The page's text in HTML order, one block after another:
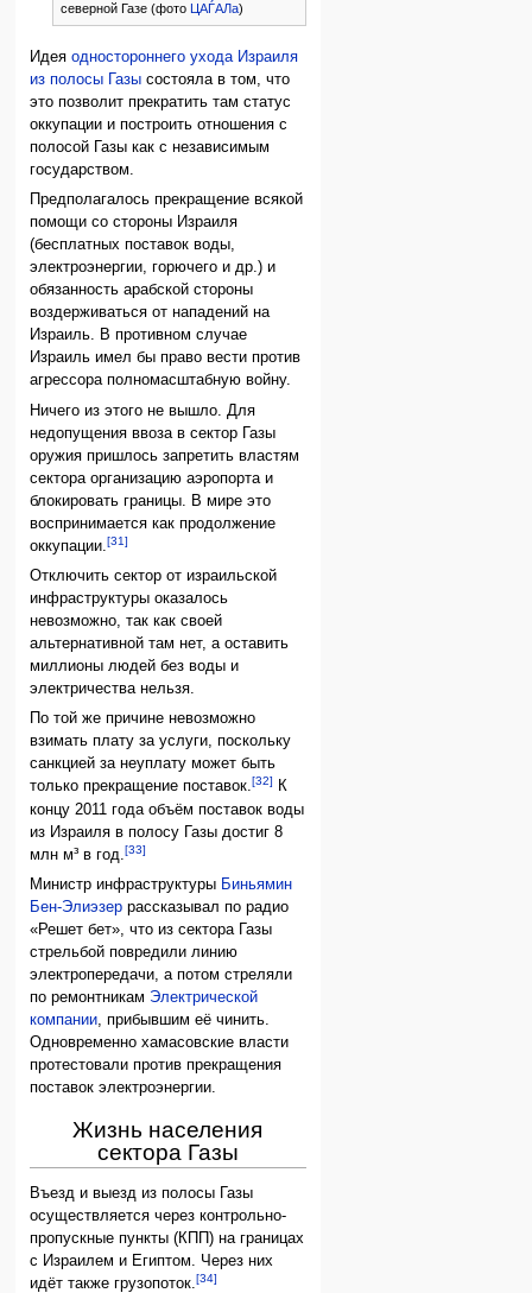
северной Газе (фото
ЦАЃАЛа)
Идеяодностороннего ухода Израиля
из полосы Газы состояла в том, что
это позволит прекратить там статус
оккупации и построить отношения с
полосой Газы как с независимым
государством.
Предполагалось прекращение всякой
помощи со стороны Израиля
(бесплатных поставок воды,
электроэнергии, горючего и др.) и
обязанность арабской стороны
воздерживаться от нападений на
Израиль. В противном случае
Израиль имел бы право вести против
агрессора полномасштабную войну.
Ничего из этого не вышло. Для
недопущения ввоза в сектор Газы
оружия пришлось запретить властям
сектора организацию аэропорта и
блокировать границы. В мире это
воспринимается как продолжение
оккупации.[31]
Отключить сектор от израильской
инфраструктуры оказалось
невозможно, так как своей
альтернативной там нет, а оставить
миллионы людей без воды и
электричества нельзя.
По той же причине невозможно
взимать плату за услуги, поскольку
санкцией за неуплату может быть
только прекращение поставок.[32]
К
концу 2011 года объём поставок воды
из Израиля в полосу Газы достиг 8
млн м³ в год.[33]
Министр инфраструктуры Биньямин
Бен-Элиэзер рассказывал по радио
«Решет бет», что из сектора Газы
стрельбой повредили линию
электропередачи, а потом стреляли
по ремонтникам Электрической
компании, прибывшим её чинить.
Одновременно хамасовские власти
протестовали против прекращения
поставок электроэнергии.
Жизнь населения
сектора Газы
Въезд и выезд из полосы Газы
осуществляется через контрольно-
пропускные пункты (КПП) на границах
с Израилем и Египтом. Через них
идёт также грузопоток.[34]